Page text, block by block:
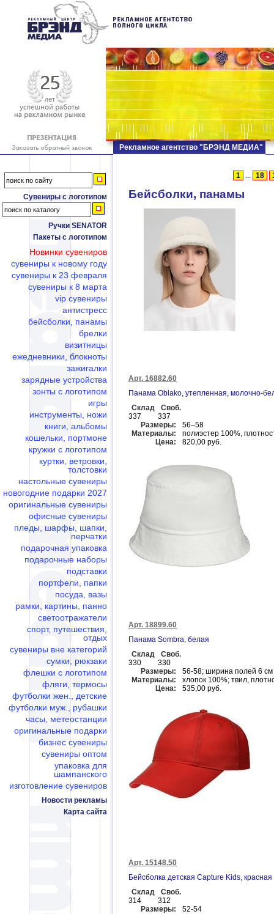
Сувениры с логотипом
Ручки SENATOR
Пакеты с логотипом
Новинки сувениров
сувениры к новому году
сувениры к 23 февраля
сувениры к 8 марта
vip сувениры
антистресс
бейсболки, панамы
брелки
визитницы
ежедневники, блокноты
зажигалки
зарядные устройства
зонты с логотипом
игры
инструменты, ножи
книги, альбомы
кошельки, портмоне
кружки с логотипом
куртки, ветровки,
толстовки
настольные сувениры
новогодние подарки 2027
оригинальные сувениры
офисные сувениры
пледы, шарфы, шапки,
перчатки
подарочная упаковка
подарочные наборы
подставки
портфели, папки
посуда, вазы
рамки, картины, панно
светоотражатели
спорт, путешествия,
отдых
сувениры вне категорий
сумки, рюкзаки
флешки c логотипом
фляги, термосы
футболки жен., детские
футболки муж., рубашки
часы, метеостанции
оригинальные подарки
бизнес сувениры
сувениры оптом
упаковка для
шампанского
изготовление сувениров
Новости рекламы
Карта сайта
Рекламное агентство "БРЭНД МЕДИА"
1 ... 18
Бейсболки, панамы
Арт. 16882.60
Панама Oblako, утепленная, молочно-
Склад
Своб.
337
337
Размеры:
56–58
Материалы:
полиэстер 100%,
Цена:
820,00 руб.
Арт. 18899.60
Панама Sombra, белая
Склад
Своб.
330
330
Размеры:
56-58; ширина полей 6 см
Материалы:
хлопок 100%; твил,
Цена:
535,00 руб.
Арт. 15148.50
Бейсболка детская Capture Kids, красная
Склад
Своб.
314
312
Размеры:
52-54